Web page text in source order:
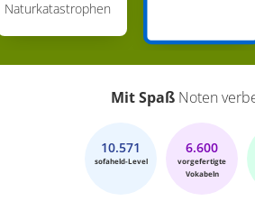
Naturkatastrophen
Mit Spaß Noten
10.571
sofaheld-Level
6.600
vorgefertigte
Vokabeln